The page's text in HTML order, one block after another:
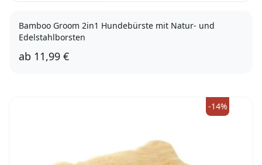
Bamboo Groom 2in1 Hundebürste mit Natur- und
Edelstahlborsten
ab 11,99 €
-14%